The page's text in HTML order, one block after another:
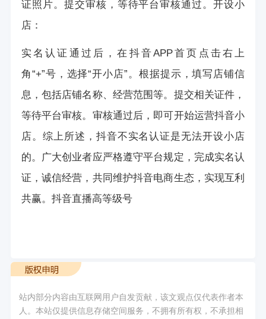
证照片。提交审核，等待平台审核通过。开设小
店：
实名认证通过后，在抖音APP首页点击右上
角“+”号，选择“开小店”。根据提示，填写店铺信
息，包括店铺名称、经营范围等。提交相关证件，
等待平台审核。审核通过后，即可开始运营抖音小
店。综上所述，抖音不实名认证是无法开设小店
的。广大创业者应严格遵守平台规定，完成实名认
证，诚信经营，共同维护抖音电商生态，实现互利
共赢。 抖音直播高等级号
站内部分内容由互联网用户自发贡献，该文观点仅代表作者本
人。本站仅提供信息存储空间服务，不拥有所有权，不承担相